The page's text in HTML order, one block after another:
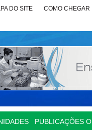
DO SITE COMO CHEGAR
PUBLICAÇÕES